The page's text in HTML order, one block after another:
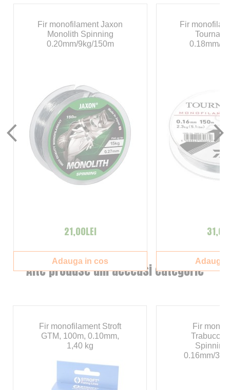
Alte produse din aceeasi categorie
Fir monofilament Stroft
GTM, 100m, 0.10mm,
1,40 kg
Fir
Trabucco
Spinning
0.16mm/
Fir monofilament Jaxon
Monolith Spinning
0.20mm/9kg/150m
21,00LEI
Adauga in cos
Fir
0.18mm/
Adauga